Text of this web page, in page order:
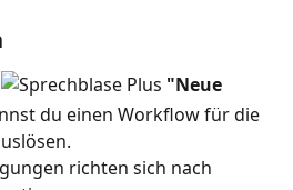
"Neue
du einen Workflow für die
richten sich nach